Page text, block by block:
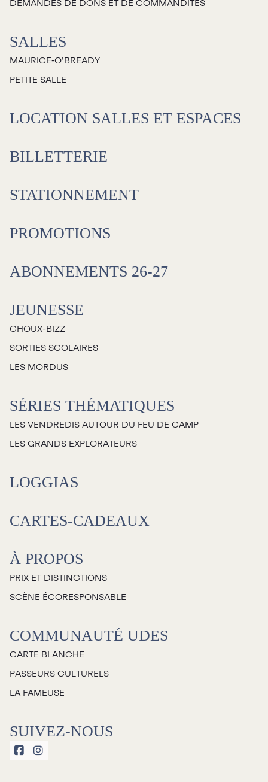
Jeunesse
Sorties scolaires
Les Mordus
Les vendredis autour du feu de
camp
Carte blanche
La FameUSe
espaces
Loggias
Stationnement
Nous joindre
Emplois
Galerie d’art Antoine-
Sirois
DEMANDES DE DONS ET DE COMMANDITES
SALLES
MAURICE‑O’BREADY
PETITE SALLE
LOCATION SALLES ET ESPACES
BILLETTERIE
STATIONNEMENT
PROMOTIONS
ABONNEMENTS 26-27
JEUNESSE
CHOUX-BIZZ
SORTIES SCOLAIRES
LES MORDUS
SÉRIES THÉMATIQUES
LES VENDREDIS AUTOUR DU FEU DE CAMP
LES GRANDS EXPLORATEURS
LOGGIAS
CARTES-CADEAUX
À PROPOS
PRIX ET DISTINCTIONS
SCÈNE ÉCORESPONSABLE
COMMUNAUTÉ UDES
CARTE BLANCHE
PASSEURS CULTURELS
LA FAMEUSE
SUIVEZ-NOUS
 